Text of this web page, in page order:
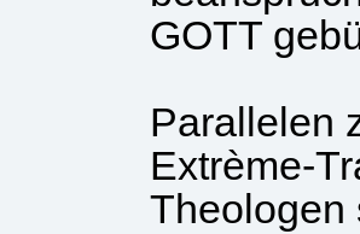
GOTT
Parallelen
Extrème-